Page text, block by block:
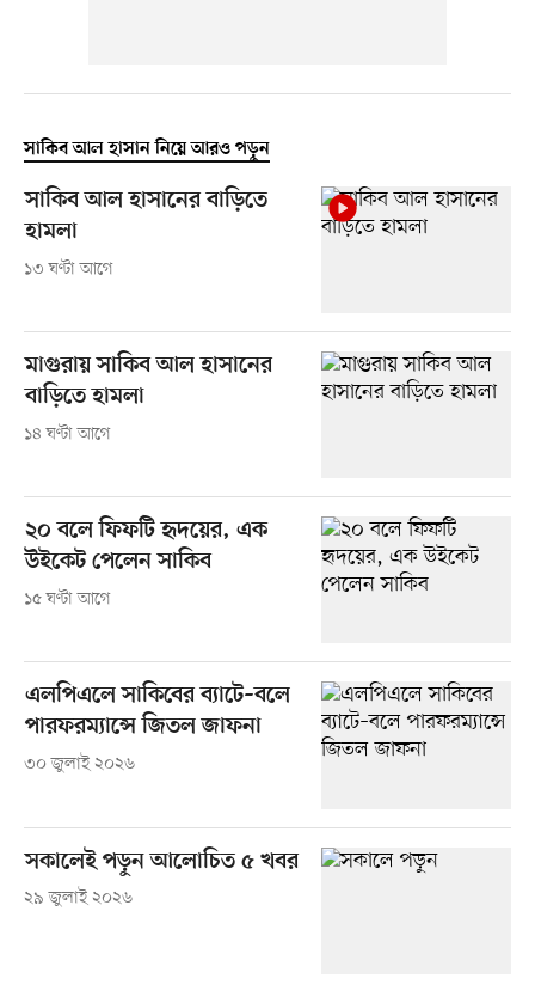
সাকিব আল হাসান নিয়ে আরও পড়ুন
সাকিব আল হাসানের বাড়িতে
হামলা
১৩ ঘণ্টা আগে
মাগুরায় সাকিব আল হাসানের
বাড়িতে হামলা
১৪ ঘণ্টা আগে
২০ বলে ফিফটি হৃদয়ের, এক
উইকেট পেলেন সাকিব
১৫ ঘণ্টা আগে
এলপিএলে সাকিবের ব্যাটে–বলে
পারফরম্যান্সে জিতল জাফনা
৩০ জুলাই ২০২৬
সকালেই পড়ুন আলোচিত ৫ খবর
২৯ জুলাই ২০২৬